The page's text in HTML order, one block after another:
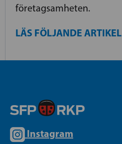
företagsamheten.
LÄS FÖLJANDE ARTIKEL
Instagram